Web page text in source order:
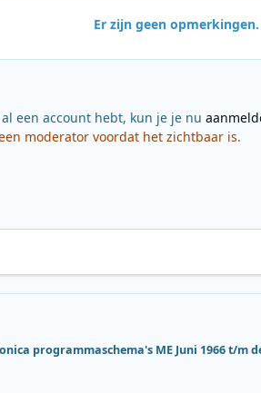
Er zijn geen opmerkingen.
een account hebt, kun je je nu
moderator voordat het zichtbaar is.
programmaschema's ME Juni 1966 t/m